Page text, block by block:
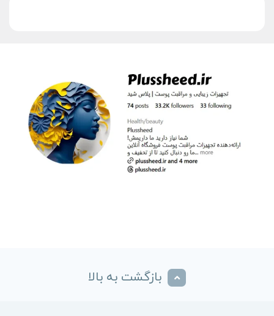
بازگشت به بالا